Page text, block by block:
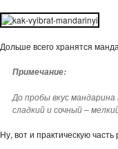
Дольше всего хранятся
Примечание:
До пробы вкус
сладкий и сочный –
Ну, вот и практическую